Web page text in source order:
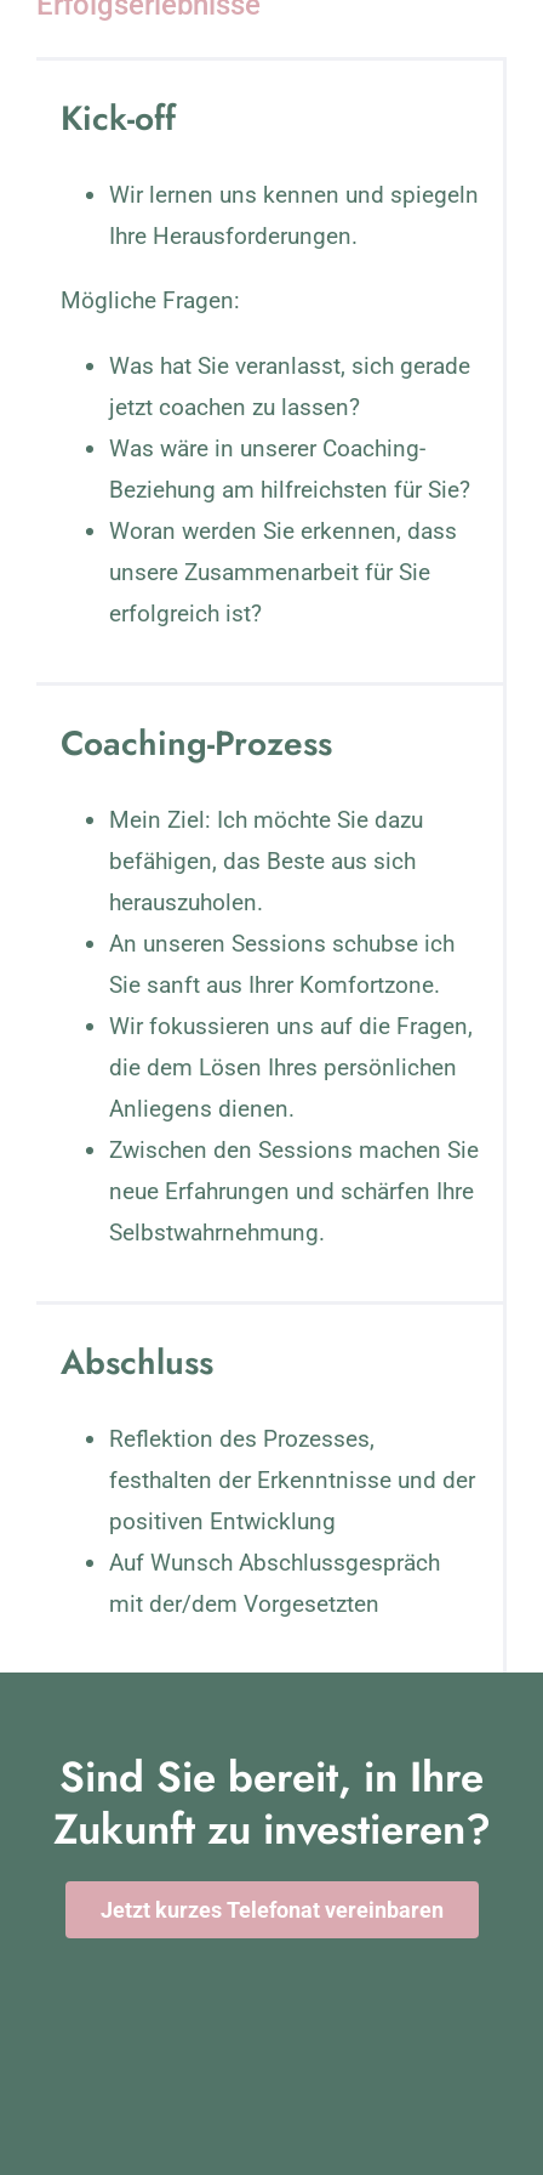
Kick-off
Wir lernen uns kennen und spiegeln
Ihre Herausforderungen.
Mögliche Fragen:
Was hat Sie veranlasst, sich gerade
jetzt coachen zu lassen?
Was wäre in unserer Coaching-
Beziehung am hilfreichsten für Sie?
Woran werden Sie erkennen, dass
unsere Zusammenarbeit für Sie
erfolgreich ist?
Coaching-Prozess
Mein Ziel: Ich möchte Sie dazu
befähigen, das Beste aus sich
herauszuholen.
An unseren Sessions schubse ich
Sie sanft aus Ihrer Komfortzone.
Wir fokussieren uns auf die Fragen,
die dem Lösen Ihres persönlichen
Anliegens dienen.
Zwischen den Sessions machen Sie
neue Erfahrungen und schärfen Ihre
Selbstwahrnehmung.
Abschluss
Reflektion des Prozesses,
festhalten der Erkenntnisse und der
positiven Entwicklung
Auf Wunsch Abschlussgespräch
mit der/dem Vorgesetzten
Sind Sie bereit, in Ihre
Zukunft zu investieren?
Jetzt kurzes Telefonat vereinbaren